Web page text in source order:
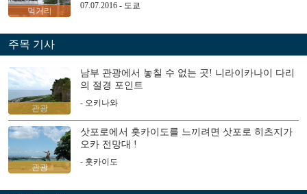
먹거리
07.07.2016 - 도쿄
주목 기사
관광
남부 관광에서 놓칠 수 없는 곳! 니라이카나이 다리
의 절경 포인트
- 오키나와
관광
삿포로에서 홋카이도를 느끼려면 삿포로 히츠지가
오카 전망대 !
- 홋카이도